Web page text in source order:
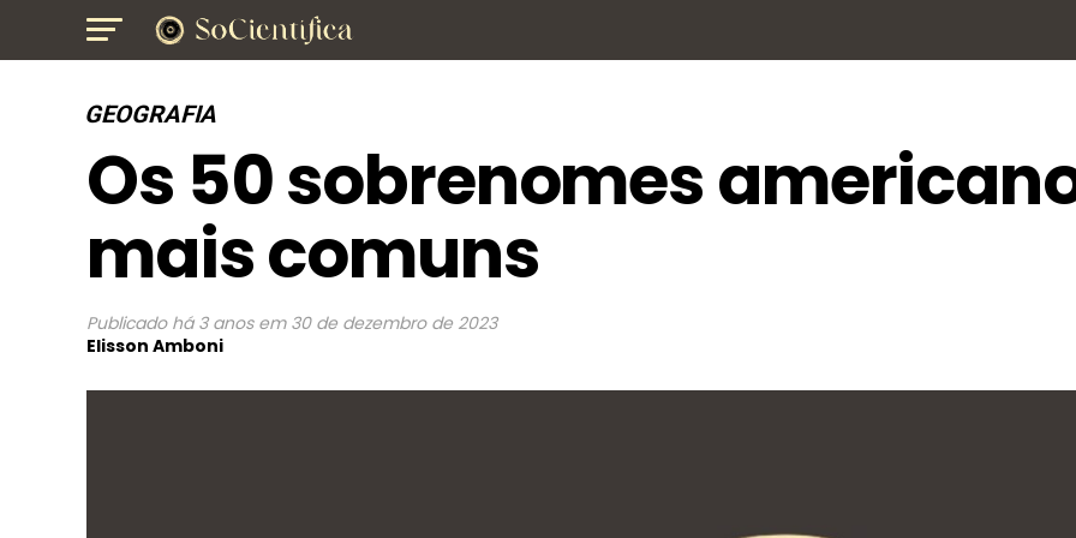
GEOGRAFIA
Os 50 sobrenomes
mais comuns
Publicado há 3 anos em 30 de dezembro de 2023
Elisson Amboni